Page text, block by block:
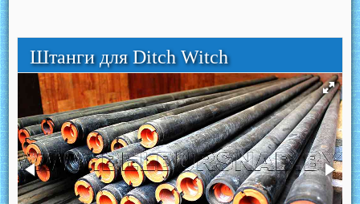
Штанги для Ditch Witch